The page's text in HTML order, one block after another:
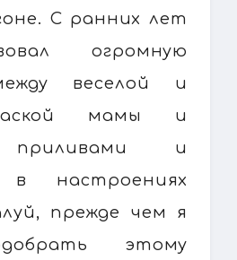
С ранних лет
огромную
веселой и
мамы и
приливами и
в настроениях
прежде чем я
этому